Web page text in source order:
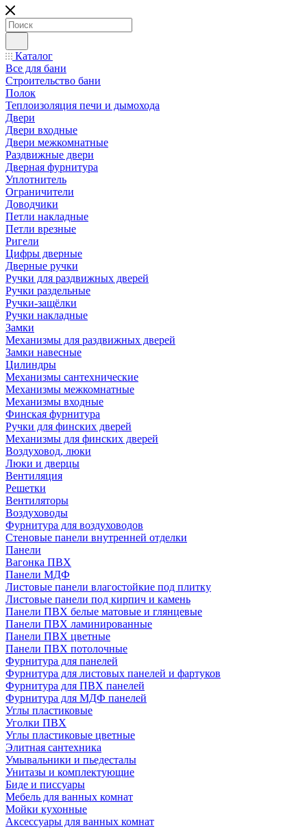
Каталог
Все для бани
Строительство бани
Полок
Теплоизоляция печи и дымохода
Двери
Двери входные
Двери межкомнатные
Раздвижные двери
Дверная фурнитура
Уплотнитель
Ограничители
Доводчики
Петли накладные
Петли врезные
Ригели
Цифры дверные
Дверные ручки
Ручки для раздвижных дверей
Ручки раздельные
Ручки-защёлки
Ручки накладные
Замки
Механизмы для раздвижных дверей
Замки навесные
Цилиндры
Механизмы сантехнические
Механизмы межкомнатные
Механизмы входные
Финская фурнитура
Ручки для финских дверей
Механизмы для финских дверей
Воздуховод, люки
Люки и дверцы
Вентиляция
Решетки
Вентиляторы
Воздуховоды
Фурнитура для воздуховодов
Стеновые панели внутренней отделки
Панели
Вагонка ПВХ
Панели МДФ
Листовые панели влагостойкие под плитку
Листовые панели под кирпич и камень
Панели ПВХ белые матовые и глянцевые
Панели ПВХ ламинированные
Панели ПВХ цветные
Панели ПВХ потолочные
Фурнитура для панелей
Фурнитура для листовых панелей и фартуков
Фурнитура для ПВХ панелей
Фурнитура для МДФ панелей
Углы пластиковые
Уголки ПВХ
Углы пластиковые цветные
Элитная сантехника
Умывальники и пьедесталы
Унитазы и комплектующие
Биде и писсуары
Мебель для ванных комнат
Мойки кухонные
Аксессуары для ванных комнат